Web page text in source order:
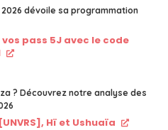
dévoile sa programmation
vos pass 5J avec le code
? Découvrez notre analyse des
Hï et Ushuaïa